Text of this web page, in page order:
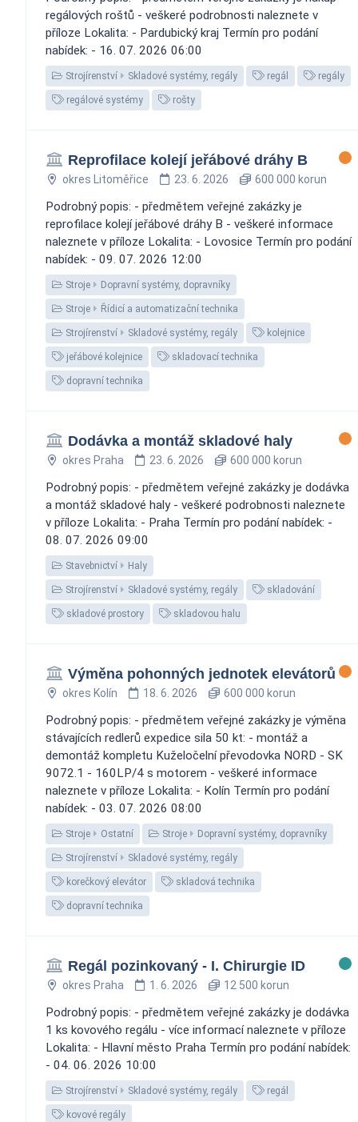
regálových roštů - veškeré podrobnosti naleznete v
příloze Lokalita: - Pardubický kraj Termín pro podání
nabídek: - 16. 07. 2026 06:00
Strojírenství Skladové systémy, regály regál regály
regálové systémy rošty
Reprofilace kolejí jeřábové dráhy B
okres Litoměřice 23. 6. 2026 600 000 korun
Podrobný popis: - předmětem veřejné zakázky je
reprofilace kolejí jeřábové dráhy B - veškeré informace
naleznete v příloze Lokalita: - Lovosice Termín pro podání
nabídek: - 09. 07. 2026 12:00
Stroje Dopravní systémy, dopravníky
Stroje Řídicí a automatizační technika
Strojírenství Skladové systémy, regály kolejnice
jeřábové kolejnice skladovací technika
dopravní technika
Dodávka a montáž skladové haly
okres Praha 23. 6. 2026 600 000 korun
Podrobný popis: - předmětem veřejné zakázky je dodávka
a montáž skladové haly - veškeré podrobnosti naleznete
v příloze Lokalita: - Praha Termín pro podání nabídek: -
08. 07. 2026 09:00
Stavebnictví Haly
Strojírenství Skladové systémy, regály skladování
skladové prostory skladovou halu
Výměna pohonných jednotek elevátorů
okres Kolín 18. 6. 2026 600 000 korun
Podrobný popis: - předmětem veřejné zakázky je výměna
stávajících redlerů expedice sila 50 kt: - montáž a
demontáž kompletu Kuželočelní převodovka NORD - SK
9072.1 - 160LP/4 s motorem - veškeré informace
naleznete v příloze Lokalita: - Kolín Termín pro podání
nabídek: - 03. 07. 2026 08:00
Stroje Ostatní Stroje Dopravní systémy, dopravníky
Strojírenství Skladové systémy, regály
korečkový elevátor skladová technika
dopravní technika
Regál pozinkovaný - I. Chirurgie ID
okres Praha 1. 6. 2026 12 500 korun
Podrobný popis: - předmětem veřejné zakázky je dodávka
1 ks kovového regálu - více informací naleznete v příloze
Lokalita: - Hlavní město Praha Termín pro podání nabídek:
- 04. 06. 2026 10:00
Strojírenství Skladové systémy, regály regál
kovové regály